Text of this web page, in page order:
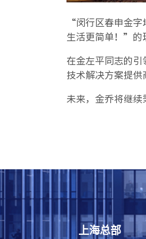
“闵行区春申金
生活更简单！”的
在金左平同志的
技术解决方案提供
未来，金乔将继续
​上海总部​